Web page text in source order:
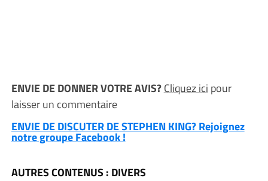
ENVIE DE DONNER VOTRE AVIS?Cliquez ici pour
laisser un commentaire
ENVIE DE DISCUTER DE STEPHEN KING? Rejoignez
notre groupe Facebook !
AUTRES CONTENUS : DIVERS